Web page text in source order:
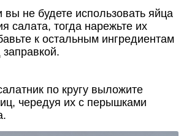
не будете использовать яйца
салата, тогда нарежьте их
к остальным ингредиентам
по кругу выложите
чередуя их с перышками